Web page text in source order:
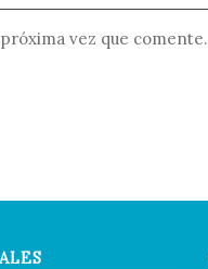
vez que comente.